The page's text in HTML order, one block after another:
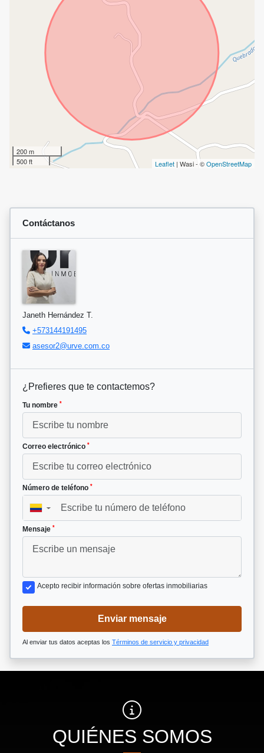
200 m
500 ft
Leaflet | Wasi - ©OpenStreetMap
Contáctanos
Janeth Hernández T.
+573144191495
asesor2@urve.com.co
¿Prefieres que te contactemos?
Tu nombre *
Correo electrónico *
Número de teléfono *
▼
Mensaje *
Acepto recibir información sobre ofertas inmobiliarias
Enviar mensaje
Al enviar tus datos aceptas los Términos de servicio y privacidad
QUIÉNES SOMOS